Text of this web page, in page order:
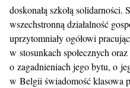
doskonałą szkołą solidarności.
wszechstronną działalność
uprzytomniały ogółowi
w stosunkach społecznych
o zagadnieniach jego bytu, o
w Belgii świadomość klasowa